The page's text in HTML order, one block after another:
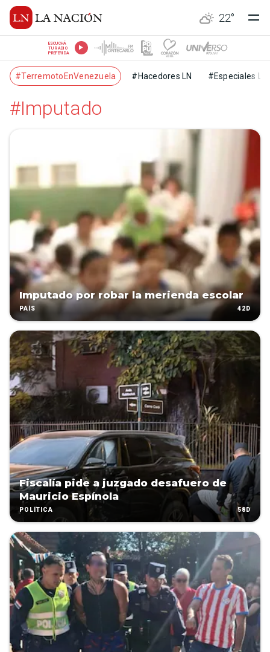
22°
ESCUCHÁ
TU RADIO
PREFERIDA
#TerremotoEnVenezuela #Hacedores LN #Especiales LN
#Imputado
Imputado por robar la merienda escolar
PAÍS 42D
Fiscalía pide a juzgado desafuero de
Mauricio Espínola
POLÍTICA 58D